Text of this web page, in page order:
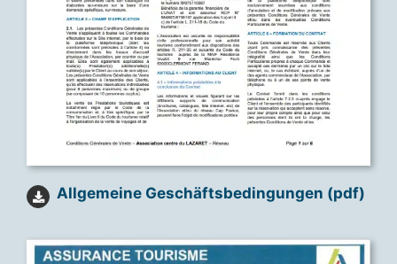
Allgemeine Geschäftsbedingungen (pdf)